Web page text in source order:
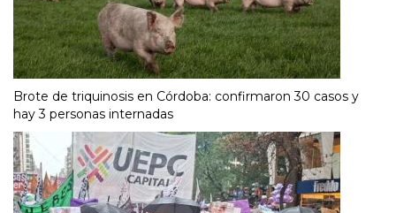
Brote de triquinosis en Córdoba: confirmaron 30 casos y
hay 3 personas internadas